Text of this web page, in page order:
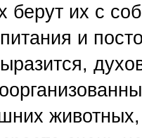
берут их с
и